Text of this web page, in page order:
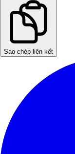
Sao chép liên kết